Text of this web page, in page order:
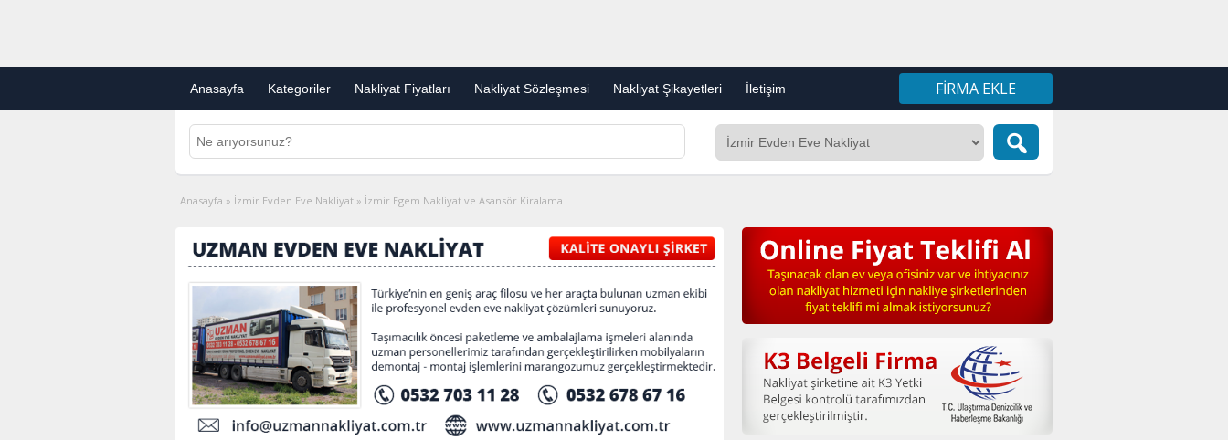
Anasayfa Kategoriler Nakliyat Fiyatları Nakliyat Sözleşmesi Nakliyat Şikayetleri İletişim FIRMA EKLE
Anasayfa » İzmir Evden Eve Nakliyat » İzmir Egem Nakliyat ve Asansör Kiralama